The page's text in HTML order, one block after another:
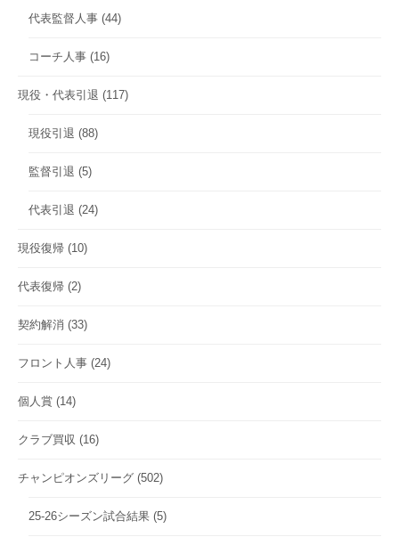
代表監督人事 (44)
コーチ人事 (16)
現役・代表引退 (117)
現役引退 (88)
監督引退 (5)
代表引退 (24)
現役復帰 (10)
代表復帰 (2)
契約解消 (33)
フロント人事 (24)
個人賞 (14)
クラブ買収 (16)
チャンピオンズリーグ (502)
25-26シーズン試合結果 (5)